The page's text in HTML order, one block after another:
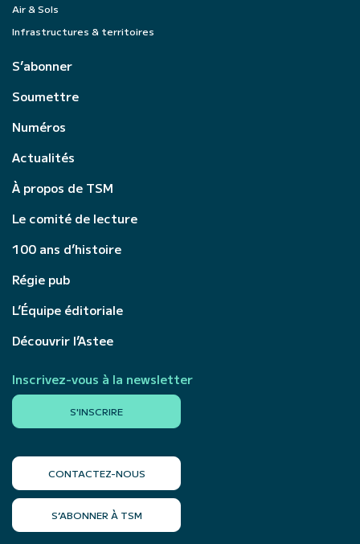
Air & Sols
Infrastructures & territoires
S’abonner
Soumettre
Numéros
Actualités
À propos de TSM
Le comité de lecture
100 ans d’histoire
Régie pub
L’Équipe éditoriale
Découvrir l’Astee
Inscrivez-vous à la newsletter
S'INSCRIRE
CONTACTEZ-NOUS
S’ABONNER À TSM